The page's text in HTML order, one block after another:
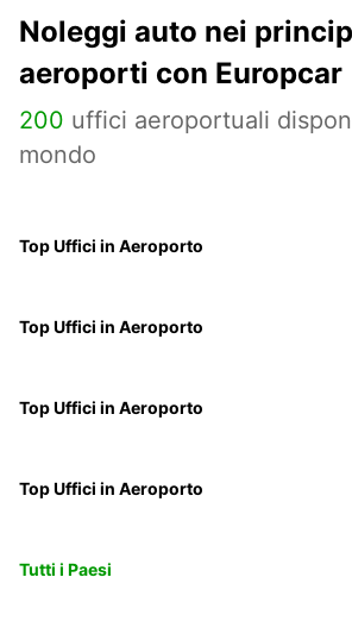
Noleggi auto nei
aeroporti con Europcar
200 uffici aeroportuali
mondo
Top Uffici in Aeroporto
Top Uffici in Aeroporto
Top Uffici in Aeroporto
Top Uffici in Aeroporto
Tutti i Paesi